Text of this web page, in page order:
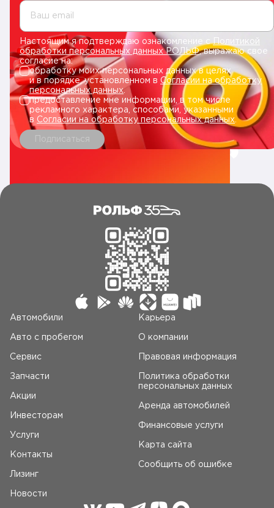
Ваш email
Настоящим я подтверждаю ознакомление сПолитикой
обработки персональных данных РОЛЬФ, выражаю свое
согласие на:
обработку моих персональных данных в целях
и в порядке, установленном в Согласии на обработку
персональных данных.
предоставление мне информации, в том числе
рекламного характера, способами, указанными
в Согласии на обработку персональных данных
Подписаться
Автомобили
Авто c пробегом
Сервис
Запчасти
Акции
Инвесторам
Услуги
Контакты
Лизинг
Новости
Карьера
О компании
Правовая информация
Политика обработки
персональных данных
Аренда автомобилей
Финансовые услуги
Карта сайта
Сообщить об ошибке